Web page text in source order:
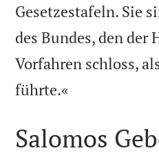
Gesetzestafeln. Sie
des Bundes, den der
Vorfahren schloss,
führte.«
Salomos